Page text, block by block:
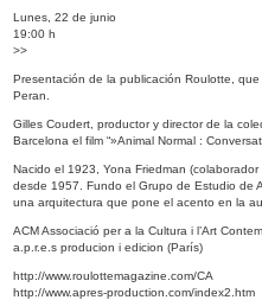
Lunes, 22 de junio
19:00 h
>>
Presentación de la publicación Roulotte,
Peran.
Gilles Coudert, productor y director de la
Barcelona el film “»Animal Normal :
Nacido el 1923, Yona Friedman
desde 1957. Fundo el Grupo de Estudio de
una arquitectura que pone el acento en la
ACM Associació per a la Cultura i l’Art
a.p.r.e.s producion i edicion (París)
http://www.roulottemagazine.com/CA
http://www.apres-production.com/index2.htm